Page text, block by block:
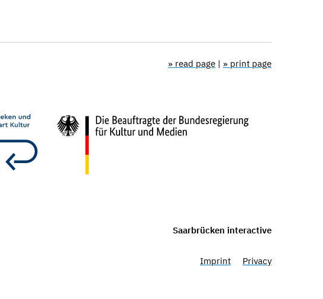
» read page | » print page
Saarbrücken interactive
Imprint Privacy